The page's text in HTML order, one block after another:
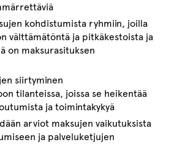
kohdistumista ryhmiin, joilla
välttämätöntä ja pitkäkestoista ja
on maksurasituksen
siirtyminen
tilanteissa, joissa se heikentää
ja toimintakykyä
arviot maksujen vaikutuksista
ja palveluketjujen